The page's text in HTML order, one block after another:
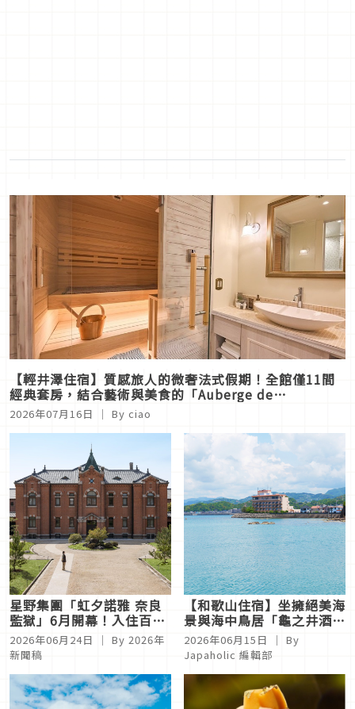
【輕井澤住宿】質感旅人的微奢法式假期！全館僅11間
經典套房，結合藝術與美食的「Auberge de
Primavera」
2026年07月16日 ｜ By ciao
星野集團「虹夕諾雅 奈良
監獄」6月開幕！入住百年
古蹟品味時代演進風華
2026年06月24日 ｜ By 2026年
新聞稿
【和歌山住宿】坐擁絕美海
景與海中鳥居「龜之井酒店
紀伊田邊」熊野古道巡禮的
完美起點
2026年06月15日
｜ By
Japaholic 編輯部